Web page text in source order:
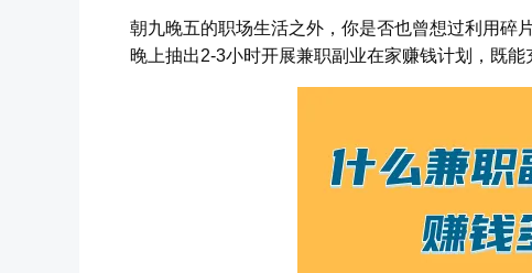
朝九晚五的职场生活之外，你是否也曾想过利用碎
晚上抽出2-3小时开展兼职副业在家赚钱计划，既能